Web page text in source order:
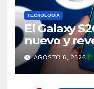
TECNOLOGÍA
El Galaxy
nuevo y
AGOSTO 6, 2026